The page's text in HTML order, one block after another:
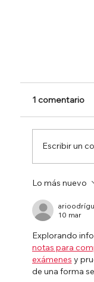
1 comentario
Escribir un
Lo más nuevo
10 mar
Explorando
notas para
exámenes y
de una forma